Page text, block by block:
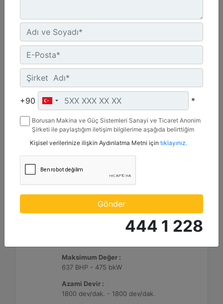
Azami Devir :
1800 dev/dak. - 1800 dev/dak.
%2 O2 Emisyon Değeri: Yalnızca İhracat
Detay Teklif Al
Maksimum Değer :
637 BHP - 475 bkW
Azami Devir :
1800 dev/dak. - 1800 dev/dak.
+90 *
Borusan Makina ve Güç Sistemleri Sanayi ve Ticaret Anonim
Şirketi ile paylaştığım iletişim bilgilerime aşağıda belirttiğim
mesaj gönderilmesine izin veriyorum.
Kişisel verilerinize ilişkin Aydınlatma Metni için tıklayınız.
Gönder
444 1 228